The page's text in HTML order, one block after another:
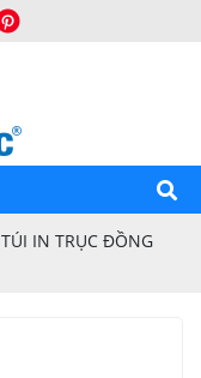
TÚI IN TRỤC ĐỒNG